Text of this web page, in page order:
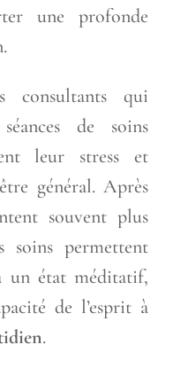
une profonde
consultants qui
de soins
leur stress et
général. Après
souvent plus
soins permettent
un état méditatif,
de l’esprit à
.